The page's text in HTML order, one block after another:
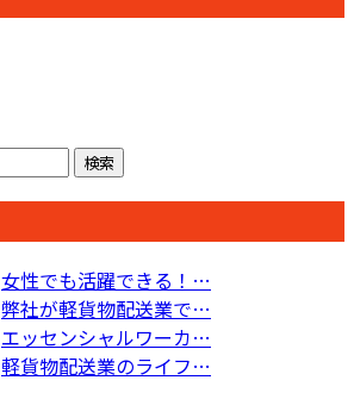
女性でも活躍できる！…
弊社が軽貨物配送業で…
エッセンシャルワーカ…
軽貨物配送業のライフ…